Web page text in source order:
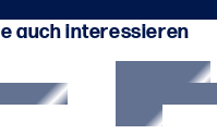
auch interessieren